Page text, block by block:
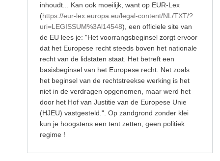
inhoudt... Kan ook moeilijk, want op EUR-Lex
(https://eur-lex.europa.eu/legal-content/NL/TXT/?
uri=LEGISSUM%3Al14548), een officiele site van
de EU lees je: "Het voorrangsbeginsel zorgt ervoor
dat het Europese recht steeds boven het nationale
recht van de lidstaten staat. Het betreft een
basisbeginsel van het Europese recht. Net zoals
het beginsel van de rechtstreekse werking is het
niet in de verdragen opgenomen, maar werd het
door het Hof van Justitie van de Europese Unie
(HJEU) vastgesteld.". Op zandgrond zonder klei
kun je hoogstens een tent zetten, geen politiek
regime !